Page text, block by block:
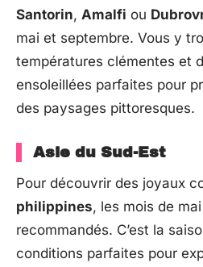
Santorin, Amalfi ou
mai et septembre. Vous y
températures clémentes et
ensoleillées parfaites pour
des paysages pittoresques.
Asie du Sud-Est
Pour découvrir des joyaux
philippines, les mois de
recommandés. C’est la
conditions parfaites pour